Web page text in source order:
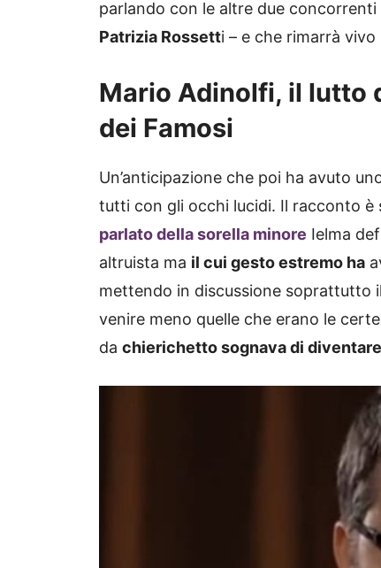
parlando con le altre due concorrenti
Patrizia Rossetti – e che rimarrà
Mario Adinolfi, il lutto
dei Famosi
Un’anticipazione che poi ha avuto
tutti con gli occhi lucidi. Il racconto
parlato della sorella minore Ielma
altruista ma il cui gesto estremo ha
mettendo in discussione soprattutto
venire meno quelle che erano le
da chierichetto sognava di